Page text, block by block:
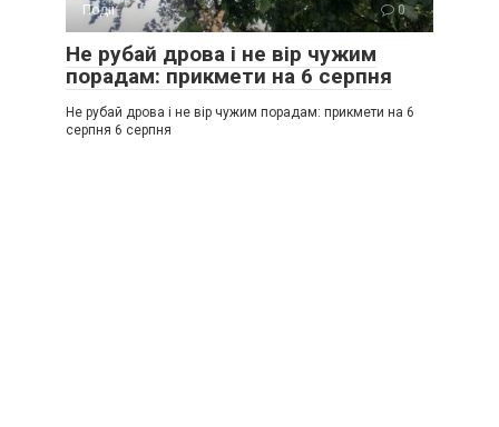
Події 0
Не рубай дрова і не вір чужим
порадам: прикмети на 6 серпня
Не рубай дрова і не вір чужим порадам: прикмети на 6
серпня 6 серпня